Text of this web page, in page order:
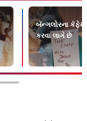
બૅન્ગલોરના
કરવા લાગે છે